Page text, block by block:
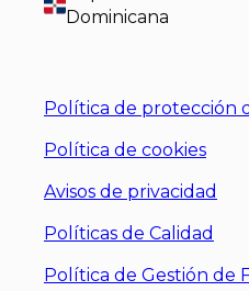
Dominicana
Política de protección
Política de cookies
Avisos de privacidad
Políticas de Calidad
Política de Gestión de